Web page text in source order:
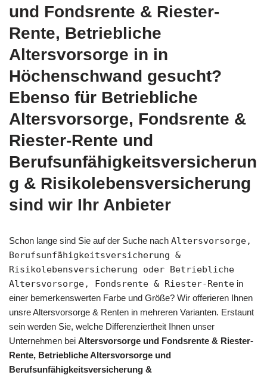
und Fondsrente & Riester-
Rente, Betriebliche
Altersvorsorge in in
Höchenschwand gesucht?
Ebenso für Betriebliche
Altersvorsorge, Fondsrente &
Riester-Rente und
Berufsunfähigkeitsversicherun
g & Risikolebensversicherung
sind wir Ihr Anbieter
Schon lange sind Sie auf der Suche nach Altersvorsorge,
Berufsunfähigkeitsversicherung &
Risikolebensversicherung oder Betriebliche
Altersvorsorge, Fondsrente & Riester-Rente in
einer bemerkenswerten Farbe und Größe? Wir offerieren Ihnen
unsre Altersvorsorge & Renten in mehreren Varianten. Erstaunt
sein werden Sie, welche Differenziertheit Ihnen unser
Unternehmen bei Altersvorsorge und Fondsrente & Riester-
Rente, Betriebliche Altersvorsorge und
Berufsunfähigkeitsversicherung &